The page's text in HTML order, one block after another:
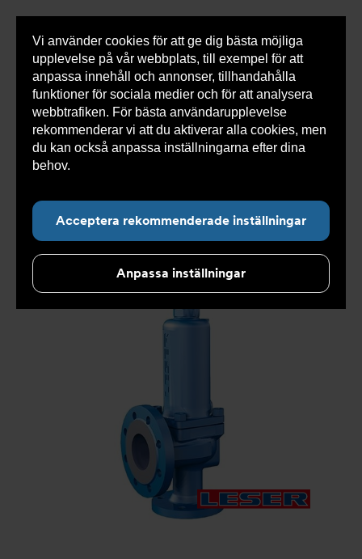
Vi använder cookies för att ge dig bästa möjliga
upplevelse på vår webbplats, till exempel för att
anpassa innehåll och annonser, tillhandahålla
funktioner för sociala medier och för att analysera
webbtrafiken. För bästa användarupplevelse
rekommenderar vi att du aktiverar alla cookies, men
du kan också anpassa inställningarna efter dina
behov.
Acceptera rekommenderade inställningar
Anpassa inställningar
0 varorSnabborder
Du
här:
Armatec > Produkter > Tryckavsäkring
>
Industriella säkerhetsventiler
> High performance
>
Säkerhetsventil AT 4541-
>
Säkerhetsventil AT 4541-4-
100